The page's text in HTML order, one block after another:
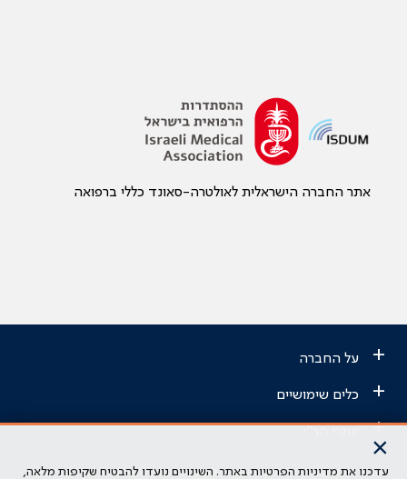
אתר החברה הישראלית לאולטרה-סאונד כללי ברפואה
+ על החברה
+ כלים שימושיים
+
הבהרה משפטית: כל נושא המופיע באתר זה נועד להשכלה בלבד ואין לראות
×
עדכנו את מדיניות הפרטיות באתר. השינויים נועדו להבטיח שקיפות מלאה,